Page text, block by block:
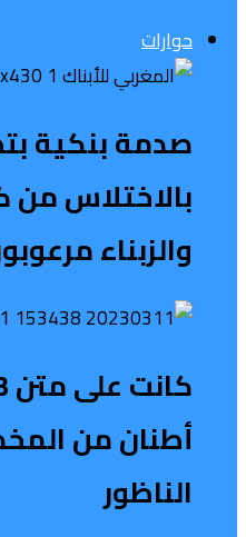
حوارات
صدمة بنكية
بالاختلاس من
والزبناء
أطنان من
الناظور